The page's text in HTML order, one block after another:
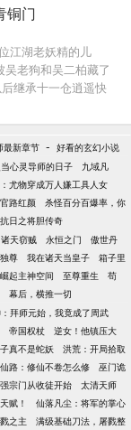
铜门
江湖老妖精的儿
老狗和吴二柏藏了
继承十一仓逍遥快
弱而大限将至，
站了出来。 “既然青
剑峰，斩尽前路一
世界融合，先从盗墓
终极一家、一人之
无力，请各位看官
最新章节 - 好看的玄幻小说
心灵导师的日子
九域凡
尤物穿成万人嫌工具人女
官路红颜
杀怪百分百爆率，你
抗日之将胆传奇
诸天窃贼 永恒之门
傲世丹
尊 我在诸天当皇子
箱子里
崛起主神空间 至尊重生
苟
幕后，横推一切
拜师元始，我竟成了周武
帝国权杖
逆女！他镇压大
真不是蛇妖
洪荒：开局拾取
路：修仙不卷怎么修
巫门诡
宗门从收徒开始
太清天师
赋！
仙落凡尘：将军的掌心
之主
满级基础刀法，屠戮整